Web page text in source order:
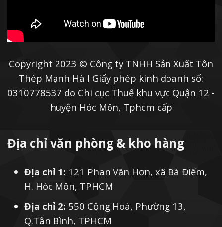
Copyright 2023 © Công ty TNHH Sản Xuất Tôn
Thép Mạnh Hà I Giấy phép kinh doanh số:
0310778537 do Chi cục Thuế khu vực Quận 12 -
huyện Hóc Môn, Tphcm cấp
Địa chỉ văn phòng & kho hàng
Địa chỉ 1: 121 Phan Văn Hơn, xã Bà Điểm,
H. Hóc Môn, TPHCM
Địa chỉ 2: 550 Cộng Hoà, Phường 13,
Q.Tân Bình, TPHCM